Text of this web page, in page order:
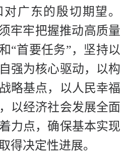
广东的殷切期望。
牢牢把握推动高质量
“首要任务”，坚持以
强为核心驱动，以构
略基点，以人民幸福
以经济社会发展全面
力点，确保基本实现
得决定性进展。